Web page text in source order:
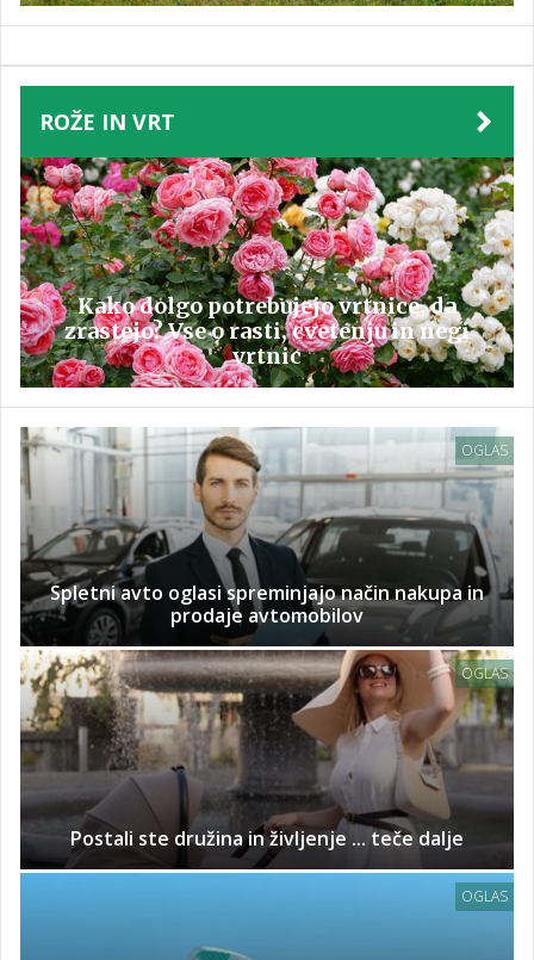
ROŽE IN VRT
Kako dolgo potrebujejo vrtnice, da
zrastejo? Vse o rasti, cvetenju in negi
vrtnic
OGLAS
Spletni avto oglasi spreminjajo način nakupa in
prodaje avtomobilov
OGLAS
Postali ste družina in življenje ... teče dalje
OGLAS